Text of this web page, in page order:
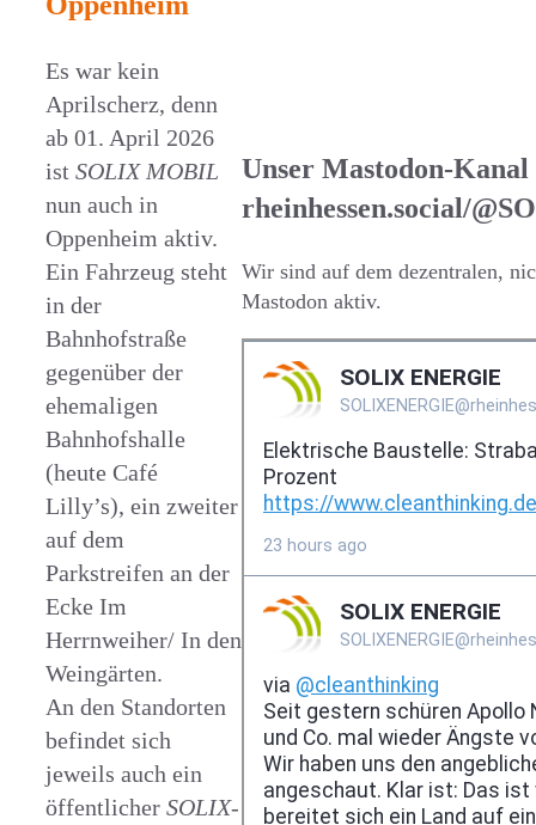
Es war kein
Aprilscherz, denn
ab 01. April 2026
ist SOLIX MOBIL
nun auch in
Oppenheim aktiv.
Ein Fahrzeug steht
in der
Bahnhofstraße
gegenüber der
ehemaligen
Bahnhofshalle
(heute Café
Lilly’s), ein zweiter
auf dem
Parkstreifen an der
Ecke Im
Herrnweiher/ In den
Weingärten.
An den Standorten
befindet sich
jeweils auch ein
öffentlicher SOLIX-
Unser Mastodon-Kanal
rheinhessen.social/
Wir sind auf dem dezentralen,
Mastodon aktiv.